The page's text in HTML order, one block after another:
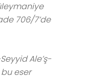
706/7’de
Ale’ş-
eser